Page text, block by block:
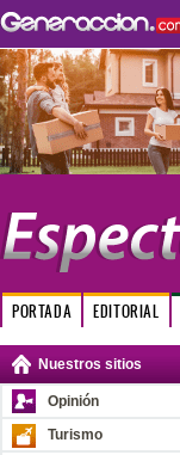
PORTADA EDITORIAL
Nuestros sitios
Opinión
Turismo